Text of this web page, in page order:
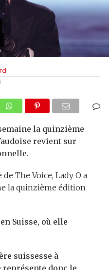
la quinzième
revient sur
The Voice, Lady O a
la quinzième édition
Suisse, où elle
suissesse à
donc le